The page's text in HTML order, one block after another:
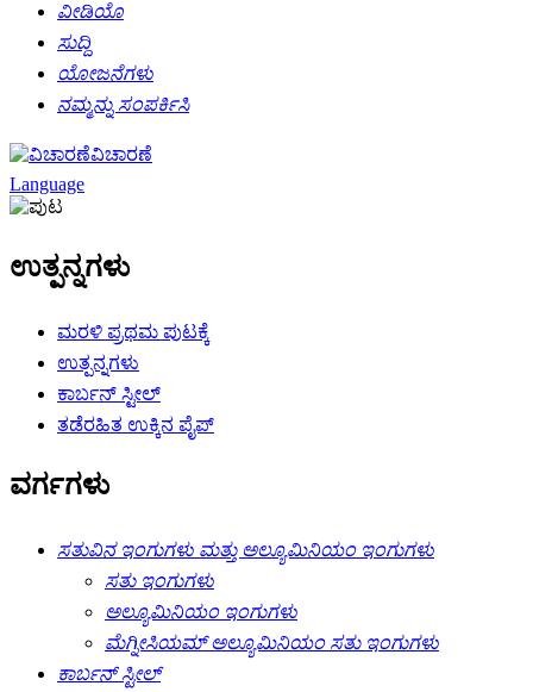
ವೀಡಿಯೊ
ಸುದ್ದಿ
ಯೋಜನೆಗಳು
ನಮ್ಮನ್ನು ಸಂಪರ್ಕಿಸಿ
ವಿಚಾರಣೆ
Language
ಉತ್ಪನ್ನಗಳು
ಮರಳಿ ಪ್ರಥಮ ಪುಟಕ್ಕೆ
ಉತ್ಪನ್ನಗಳು
ಕಾರ್ಬನ್ ಸ್ಟೀಲ್
ತಡೆರಹಿತ ಉಕ್ಕಿನ ಪೈಪ್
ವರ್ಗಗಳು
ಸತುವಿನ ಇಂಗುಗಳು ಮತ್ತು ಅಲ್ಯೂಮಿನಿಯಂ ಇಂಗುಗಳು
ಸತು ಇಂಗುಗಳು
ಅಲ್ಯೂಮಿನಿಯಂ ಇಂಗುಗಳು
ಮೆಗ್ನೀಸಿಯಮ್ ಅಲ್ಯೂಮಿನಿಯಂ ಸತು ಇಂಗುಗಳು
ಕಾರ್ಬನ್ ಸ್ಟೀಲ್